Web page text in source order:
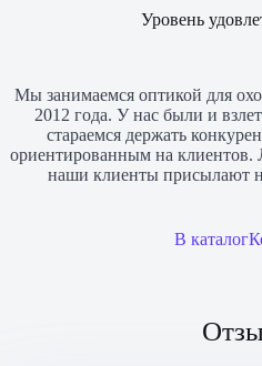
Уровень
Мы занимаемся оптикой для
2012 года. У нас были и
стараемся держать
ориентированным на клиентов.
наши клиенты присылают
В каталог